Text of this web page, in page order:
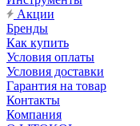
Акции
Бренды
Как купить
Условия оплаты
Условия доставки
Гарантия на товар
Контакты
Компания